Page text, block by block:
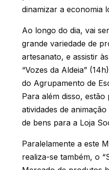
dinamizar a economia
Ao longo do dia, vai
grande variedade de
artesanato, e assistir
“Vozes da Aldeia”
do Agrupamento de
Para além disso, estão
atividades de
de bens para a Loja
Paralelamente a este
realiza-se também, o